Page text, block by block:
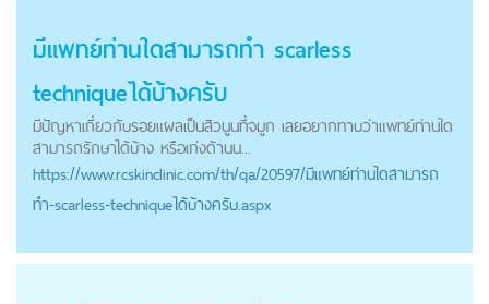
มีแพทย์ท่านใดสามารถทำ scarless
techniqueได้บ้างครับ
มีปัญหาเกี่ยวกับรอยแผลเป็นสิวนูนที่จมูก เลยอยากทาบว่าแพทย์ท่านใด
สามารถรักษาได้บ้าง หรือเก่งด้านน...
https://www.rcskinclinic.com/th/qa/20597/มีแพทย์ท่านใดสามารถ
ทำ-scarless-techniqueได้บ้างครับ.aspx